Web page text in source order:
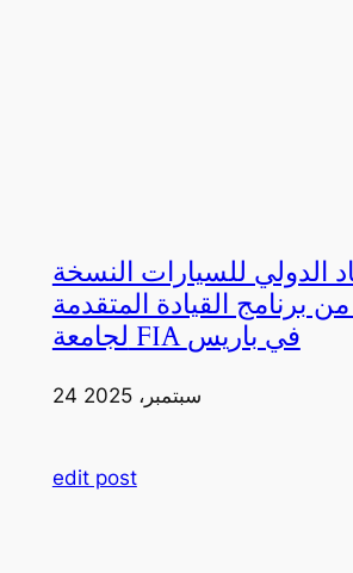
الدولي للسيارات النسخة
من برنامج القيادة المتقدمة
لجامعة FIA في باريس
24 سبتمبر، 2025
edit post